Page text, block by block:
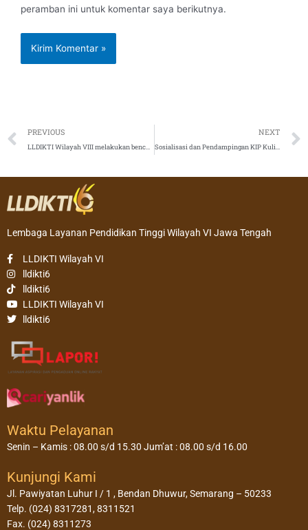
peramban ini untuk komentar saya berikutnya.
Prev
PREVIOUS
LLDIKTI Wilayah VIII melakukan benchmarking ke LLDIKTI Wilayah VI
NEXT
Sosialisasi dan Pendampingan KIP Kuliah Merdeka di Lingkungan LLDIKTI Wilayah VI Tahun 2022
Lembaga Layanan Pendidikan Tinggi Wilayah VI Jawa Tengah
LLDIKTI Wilayah VI
lldikti6
lldikti6
LLDIKTI Wilayah VI
lldikti6
Waktu Pelayanan
Senin – Kamis : 08.00 s/d 15.30 Jum’at : 08.00 s/d 16.00
Kunjungi Kami
Jl. Pawiyatan Luhur I / 1 , Bendan Dhuwur, Semarang – 50233
Telp. (024) 8317281, 8311521
Fax. (024) 8311273